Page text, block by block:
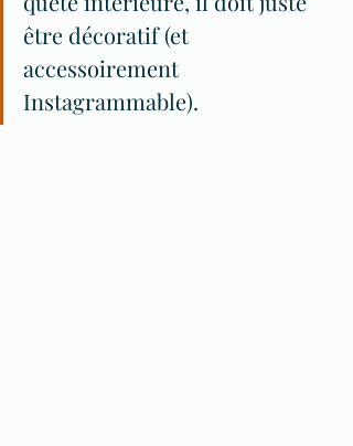
être décoratif (et
accessoirement
Instagrammable).